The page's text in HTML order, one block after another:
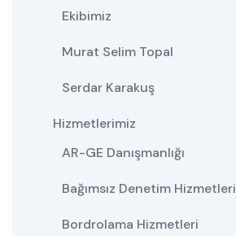
Ekibimiz
Murat Selim Topal
Serdar Karakuş
Hizmetlerimiz
AR-GE Danışmanlığı
Bağımsız Denetim Hizmetleri
Bordrolama Hizmetleri